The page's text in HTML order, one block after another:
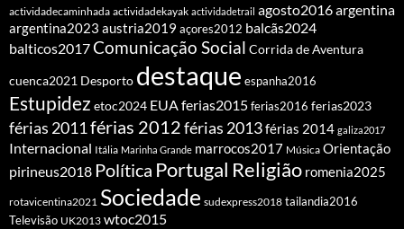
actividadecaminhada actividadekayak actividadetrail agosto2016argentina
argentina2023 austria2019 açores2012 balcãs2024
balticos2017Comunicação Social Corrida de Aventura
cuenca2021 Desporto destaque espanha2016
Estupidez etoc2024 EUAferias2015ferias2016 ferias2023
férias 2011férias 2012férias 2013férias 2014 galiza2017
Internacional Itália Marinha Grande marrocos2017 Música Orientação
pirineus2018 Política Portugal Religião romenia2025
rotavicentina2021 Sociedade sudexpress2018 tailandia2016
Televisão UK2013 wtoc2015